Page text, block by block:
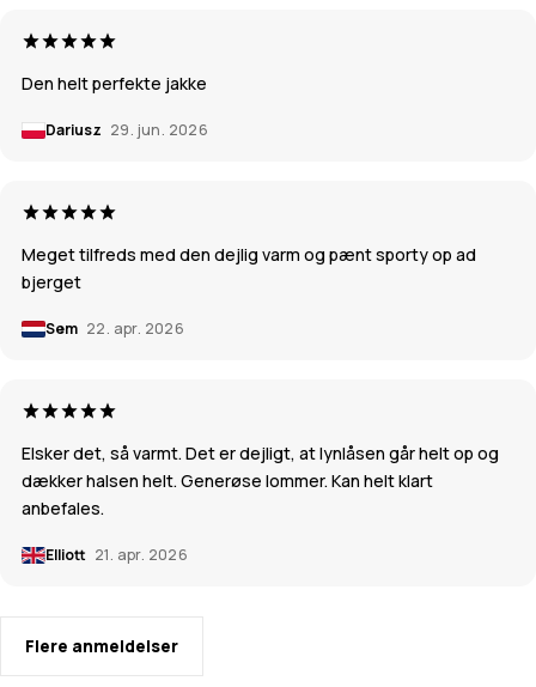
Den helt perfekte jakke
Dariusz 29. jun. 2026
Meget tilfreds med den dejlig varm og pænt sporty op ad
bjerget
Sem 22. apr. 2026
Elsker det, så varmt. Det er dejligt, at lynlåsen går helt op og
dækker halsen helt. Generøse lommer. Kan helt klart
anbefales.
Elliott 21. apr. 2026
Flere anmeldelser